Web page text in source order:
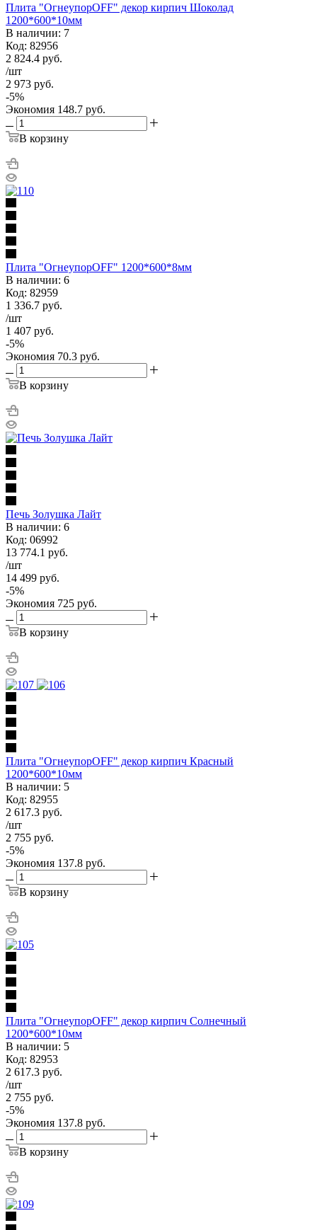
Плита "ОгнеупорOFF" декор кирпич Шоколад
1200*600*10мм
В наличии: 7
Код: 82956
2 824.4 руб.
/шт
2 973 руб.
-5%
Экономия 148.7 руб.
В корзину
Плита "ОгнеупорOFF" 1200*600*8мм
В наличии: 6
Код: 82959
1 336.7 руб.
/шт
1 407 руб.
-5%
Экономия 70.3 руб.
В корзину
Печь Золушка Лайт
В наличии: 6
Код: 06992
13 774.1 руб.
/шт
14 499 руб.
-5%
Экономия 725 руб.
В корзину
Плита "ОгнеупорOFF" декор кирпич Красный
1200*600*10мм
В наличии: 5
Код: 82955
2 617.3 руб.
/шт
2 755 руб.
-5%
Экономия 137.8 руб.
В корзину
Плита "ОгнеупорOFF" декор кирпич Солнечный
1200*600*10мм
В наличии: 5
Код: 82953
2 617.3 руб.
/шт
2 755 руб.
-5%
Экономия 137.8 руб.
В корзину